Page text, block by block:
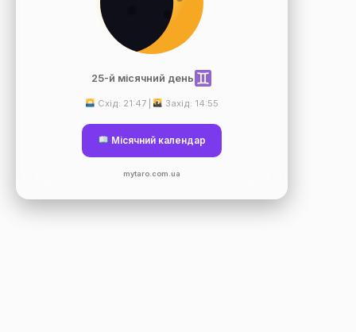
25-й місячний день
Схід: 21:47 | Захід: 14:55
Місячний календар
mytaro.com.ua